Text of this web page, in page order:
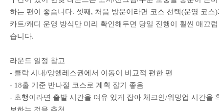
하는 편이 좋습니다. 셋째, 처음 방문이라면 코스 선택(운영 코스)
카트/캐디 운영 방식만 미리 확인해두면 당일 진행이 훨씬 매끄럽
습니다.
라운드 일정 참고
- 클락 시내/앙헬레스권에서 이동이 비교적 편한 편
- 18홀 기준 반나절 코스로 계획 잡기 좋음
- 초행이라면 출발 시간을 여유 있게 잡아 체크인/워밍업 시간을
보하는 것을 추천